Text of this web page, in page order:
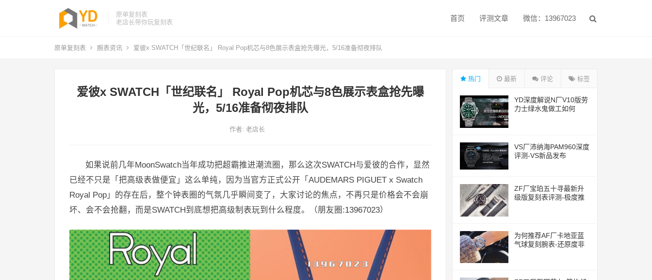
原单复刻表
老店长带你玩复刻表
首页 评测文章 微信：13967023
原单复刻表 腕表资讯 爱彼x SWATCH「世纪联名」 Royal Pop机芯与8色展示表盒抢先曝光，5/16准备彻夜排队
爱彼x SWATCH「世纪联名」 Royal Pop机芯与8色展示表盒抢先曝
光，5/16准备彻夜排队
作者: 老店长
如果说前几年MoonSwatch当年成功把超霸推进潮流圈，那么这次SWATCH与爱彼的合作，显然
已经不只是「把高级表做便宜」这么单纯，因为当官方正式公开「AUDEMARS PIGUET x Swatch
Royal Pop」的存在后，整个钟表圈的气氛几乎瞬间变了，大家讨论的焦点，不再只是价格会不会崩
坏、会不会抢翻，而是SWATCH到底想把高级制表玩到什么程度。（朋友圈:13967023）
热门 最新 评论 标签
YD深度解说N厂V10版劳
力士绿水鬼做工如何
VS厂沛纳海PAM960深度
评测-VS新品发布
ZF厂宝珀五十寻最新升
级版复刻表评测-极度推
为何推荐AF厂卡地亚蓝
气球复刻腕表-还原度非